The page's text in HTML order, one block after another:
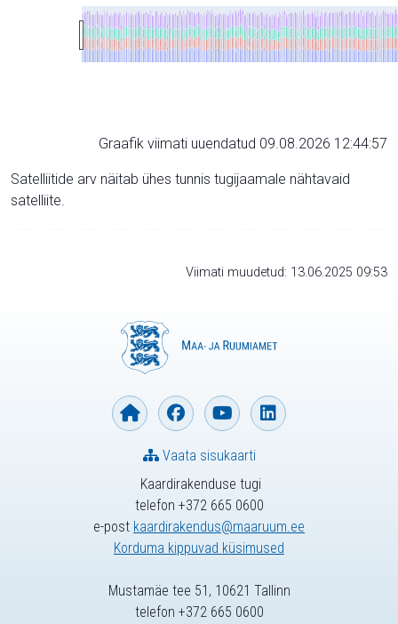
Graafik viimati uuendatud 09.08.2026 12:44:57
Satelliitide arv näitab ühes tunnis tugijaamale nähtavaid
satelliite.
Viimati muudetud: 13.06.2025 09:53
Kaardirakenduse tugi
telefon +372 665 0600
e-post kaardirakendus@maaruum.ee
Korduma kippuvad küsimused
Vaata sisukaarti
Mustamäe tee 51, 10621 Tallinn
telefon +372 665 0600